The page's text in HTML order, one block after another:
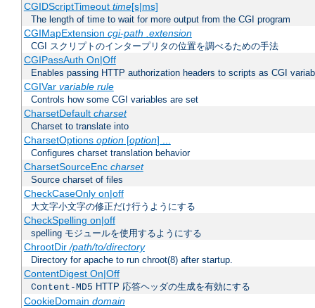
CGIDScriptTimeout time[s|ms]
The length of time to wait for more output from the CGI program
CGIMapExtension cgi-path .extension
CGI スクリプトのインタープリタの位置を調べるための手法
CGIPassAuth On|Off
Enables passing HTTP authorization headers to scripts as CGI
CGIVar variable rule
Controls how some CGI variables are set
CharsetDefault charset
Charset to translate into
CharsetOptions option[option] ...
Configures charset translation behavior
CharsetSourceEnc charset
Source charset of files
CheckCaseOnly on|off
大文字小文字の修正だけ行うようにする
CheckSpelling on|off
spelling モジュールを使用するようにする
ChrootDir/path/to/directory
Directory for apache to run chroot(8) after startup.
ContentDigest On|Off
Content-MD5 HTTP 応答ヘッダの生成を有効にする
CookieDomain domain